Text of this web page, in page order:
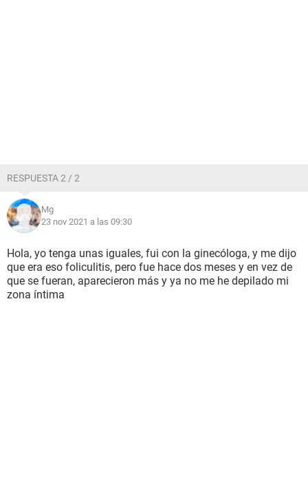
RESPUESTA 2 / 2
Mg
23 nov 2021 a las 09:30
Hola, yo tenga unas iguales, fui con la ginecóloga, y me dijo
que era eso foliculitis, pero fue hace dos meses y en vez de
que se fueran, aparecieron más y ya no me he depilado mi
zona íntima